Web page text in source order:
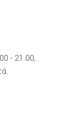
- 21.00,